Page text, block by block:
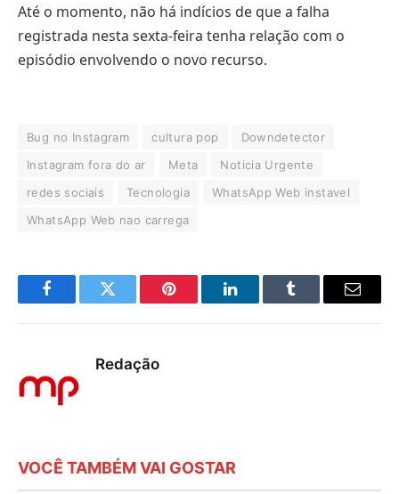
Até o momento, não há indícios de que a falha
registrada nesta sexta-feira tenha relação com o
episódio envolvendo o novo recurso.
Bug no Instagram cultura pop
Downdetector
Instagram fora do ar
Meta
Noticia Urgente
redes sociais
Tecnologia
WhatsApp Web instavel
WhatsApp Web nao carrega
FacebookTwitter Pinterest LinkedInTumblr
E-
Redação
VOCÊ TAMBÉM VAI GOSTAR